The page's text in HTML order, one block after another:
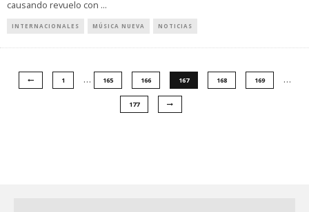
causando revuelo con ...
INTERNACIONALES MÚSICA NUEVA NOTICIAS
1 … 165 166 167 168 169 …
177